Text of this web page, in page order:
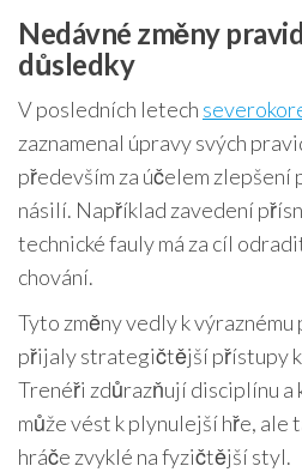
Nedávné změny
důsledky
V posledních letech
zaznamenal úpravy svých
především za účelem zlepšení
násilí. Například zavedení
technické fauly má za cíl
chování.
Tyto změny vedly k výraznému
přijaly strategičtější přístupy k
Trenéři zdůrazňují disciplínu a
může vést k plynulejší hře, ale
hráče zvyklé na fyzičtější styl.